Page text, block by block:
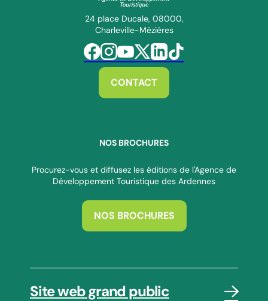
ADT des Ardennes Pro
24 place Ducale, 08000,
Charleville-Mézières
Suivez-nous sur Facebook
Suivez-nous sur Instagram
Suivez-nous sur Youtube
Suivez-nous sur Twitter
Suivez-nous sur Linkedin
Suivez-nous sur Tiktok
CONTACT
NOS BROCHURES
Procurez-vous et diffusez les éditions de l'Agence de
Développement Touristique des Ardennes
NOS BROCHURES
Site web grand public